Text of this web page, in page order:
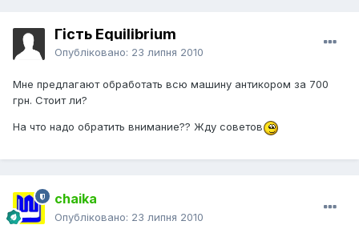
Гість Equilibrium
Опубліковано: 23 липня 2010
Мне предлагают обработать всю машину антикором за 700
грн. Стоит ли?
На что надо обратить внимание?? Жду советов
chaika
Опубліковано: 23 липня 2010